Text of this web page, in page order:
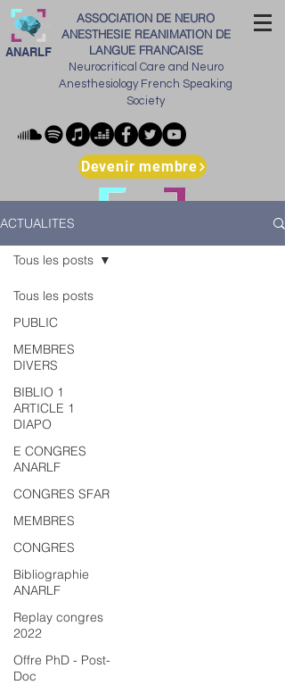
ASSOCIATION DE NEURO
ANESTHESIE REANIMATION DE
LANGUE FRANCAISE
Neurocritical Care and Neuro
Anesthesiology French Speaking
Society
ANARLF
Devenir membre
ACTUALITES
Tous les posts
PUBLIC
MEMBRES
DIVERS
BIBLIO 1
ARTICLE 1
DIAPO
E CONGRES
ANARLF
CONGRES SFAR
MEMBRES
CONGRES
Bibliographie
ANARLF
Replay congres
2022
Offre PhD - Post-
Doc
Tous les posts